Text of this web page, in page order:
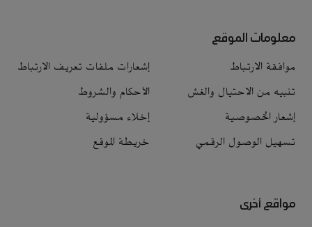
معلومات الموقع
موافقة الارتباط
إشعارات ملفات تعريف الارتباط
تنبيه من الاحتيال والغش
الأحكام والشروط
إشعار الخصوصية
إخلاء مسؤولية
تسهيل الوصول الرقمي
خريطة الموقع
مواقع أخرى